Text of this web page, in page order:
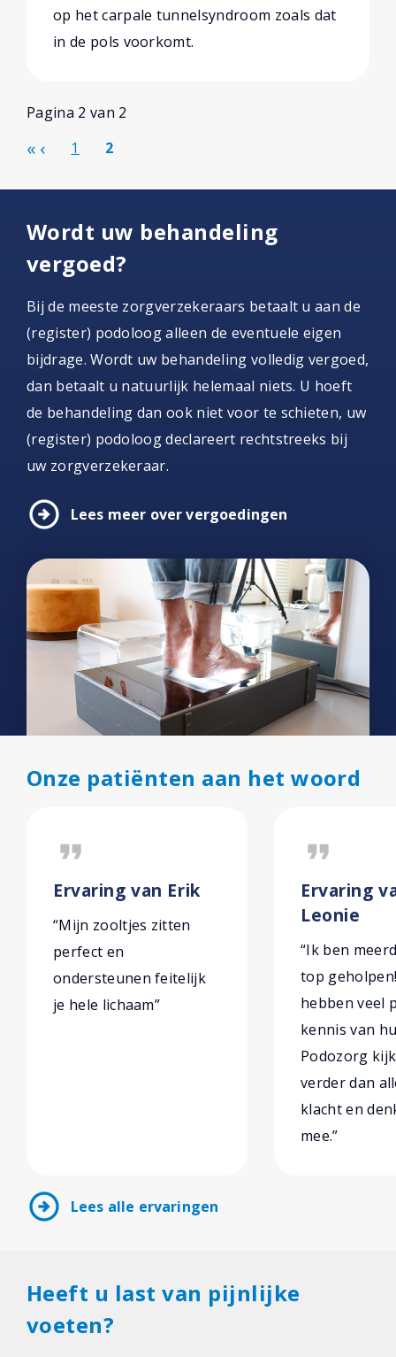
op het carpale tunnelsyndroom zoals dat
in de pols voorkomt.
Pagina 2 van 2
1
2
Wordt uw behandeling
vergoed?
Bij de meeste zorgverzekeraars betaalt u aan de
(register) podoloog alleen de eventuele eigen
bijdrage. Wordt uw behandeling volledig vergoed,
dan betaalt u natuurlijk helemaal niets. U hoeft
de behandeling dan ook niet voor te schieten, uw
(register) podoloog declareert rechtstreeks bij
uw zorgverzekeraar.
arrow_circle_right Lees meer over vergoedingen
Onze patiënten aan het woord
format_quote
Ervaring van Erik
“Mijn zooltjes zitten
perfect en
ondersteunen feitelijk
je hele lichaam”
format_quote
Ervaring
Leonie
“Ik ben
top
hebben veel
kennis van
Podozorg
verder dan
klacht en
mee.”
arrow_circle_right Lees alle ervaringen
Heeft u last van pijnlijke
voeten?